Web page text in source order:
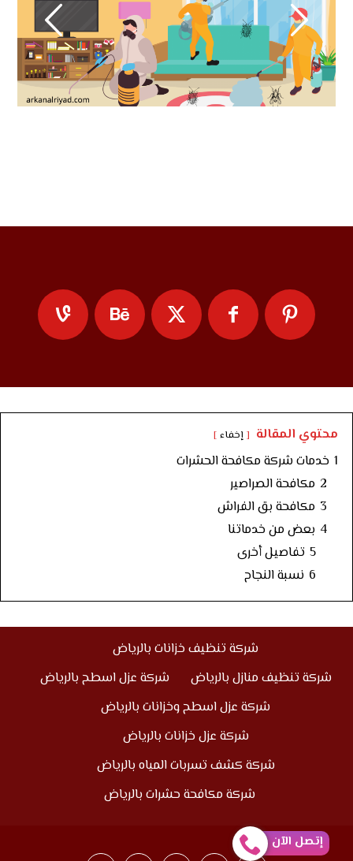
محتوي المقالة إخفاء
1 خدمات شركة مكافحة الحشرات
2 مكافحة الصراصير
3 مكافحة بق الفراش
4 بعض من خدماتنا
5 تفاصيل أخرى
6 نسبة النجاح
شركة تنظيف خزانات بالرياض
شركة تنظيف منازل بالرياض
شركة عزل اسطح بالرياض
شركة عزل اسطح وخزانات بالرياض
شركة عزل خزانات بالرياض
شركة كشف تسربات المياه بالرياض
شركة مكافحة حشرات بالرياض
إتصل الآن